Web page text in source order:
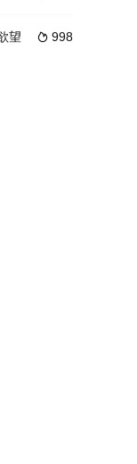
历史舞台。公子（芹明
态，由著名导演广木隆
迹精准锁凶，追凶途中
 998
望